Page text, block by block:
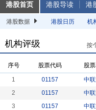
港股首页 港股导读 港
港股数据 港股日历 机
机构评级 按
序号 股票代码 股
1 01157 中
2
01157 中
3
01157 中